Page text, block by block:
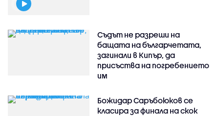
Съдът не разреши на
бащата на българчетата,
загинали в Кипър, да
присъства на погребението
им
Божидар Саръбоюков се
класира за финала на скок